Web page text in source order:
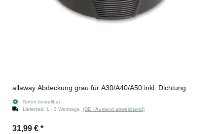
allaway Abdeckung grau für A30/A40/A50 inkl. Dichtung
Sofort bestellbar
Lieferzeit: 1 - 3 Werktage (DE - Ausland abweichend)
31,99 € *